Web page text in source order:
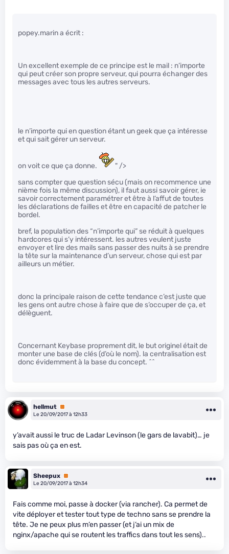
popey.marin a écrit :
Un excellent exemple de ce principe est le mail : n’importe
qui peut créer son propre serveur, qui pourra échanger des
messages avec tous les autres serveurs.
le n’importe qui en question étant un geek que ça intéresse
et qui sait gérer un serveur.
on voit ce que ça donne.
" />
sans compter que question sécu (mais on recommence une
nième fois la même discussion), il faut aussi savoir gérer, ie
savoir correctement paramétrer et être à l’affut de toutes
les déclarations de failles et être en capacité de patcher le
bordel.
bref, la population des “n’importe qui” se réduit à quelques
hardcores qui s’y intéressent. les autres veulent juste
envoyer et lire des mails sans passer des nuits à se prendre
la tête sur la maintenance d’un serveur, chose qui est par
ailleurs un métier.
donc la principale raison de cette tendance c’est juste que
les gens ont autre chose à faire que de s’occuper de ça, et
délèguent.
Concernant Keybase proprement dit, le but originel était de
monter une base de clés (d’où le nom). la centralisation est
donc évidemment à la base du concept. ^^
hellmut Premium
Le 20/09/2017 à 12h33
y’avait aussi le truc de Ladar Levinson (le gars de lavabit)… je
sais pas où ça en est.
Sheepux Premium
Le 20/09/2017 à 12h34
Fais comme moi, passe à docker (via rancher). Ca permet de
vite déployer et tester tout type de techno sans se prendre la
tête. Je ne peux plus m’en passer (et j’ai un mix de
nginx/apache qui se routent les traffics dans tout les sens)..